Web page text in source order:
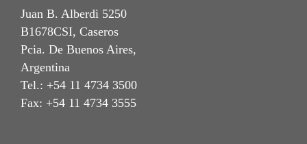
Juan B. Alberdi 5250
B1678CSI, Caseros
Pcia. De Buenos Aires,
Argentina
Tel.: +54 11 4734 3500
Fax: +54 11 4734 3555